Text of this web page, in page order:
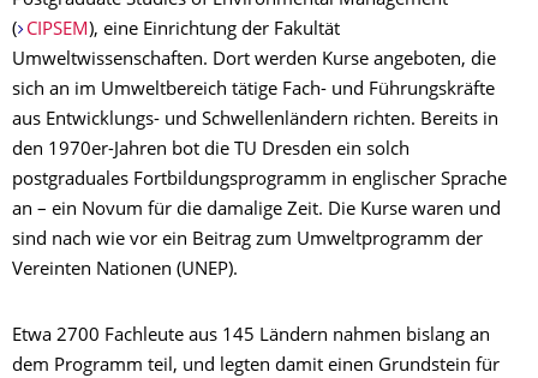
( CIPSEM ), eine Einrichtung der Fakultät
Umweltwissenschaften. Dort werden Kurse angeboten, die
sich an im Umweltbereich tätige Fach- und Führungskräfte
aus Entwicklungs- und Schwellenländern richten. Bereits in
den 1970er-Jahren bot die TU Dresden ein solch
postgraduales Fortbildungsprogramm in englischer Sprache
an – ein Novum für die damalige Zeit. Die Kurse waren und
sind nach wie vor ein Beitrag zum Umweltprogramm der
Vereinten Nationen (UNEP).
Etwa 2700 Fachleute aus 145 Ländern nahmen bislang an
dem Programm teil, und legten damit einen Grundstein für